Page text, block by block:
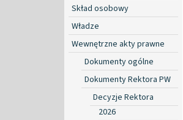
Skład osobowy
Władze
Wewnętrzne akty prawne
Dokumenty ogólne
Dokumenty Rektora PW
Decyzje Rektora
2026